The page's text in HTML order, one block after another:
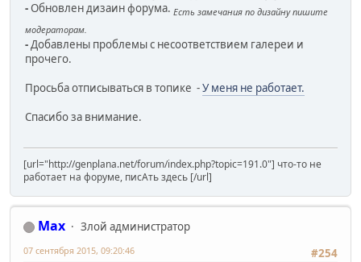
-Обновлен дизаин форума. Есть замечания по дизайну пишите
модераторам.
-Добавлены проблемы с несоответствием галереи и
прочего.
Просьба отписываться в топике -У меня не работает.
Спасибо за внимание.
[url="http://genplana.net/forum/index.php?topic=191.0"] что-то не
работает на форуме, писАть здесь [/url]
Max
Злой администратор
#254
07 сентября 2015, 09:20:46